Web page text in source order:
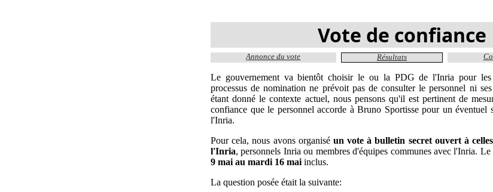
Vote de confiance
Annonce du vote Résultats
Le gouvernement va bientôt choisir le ou la PDG de l'Inria pour les
processus de nomination ne prévoit pas de consulter le personnel ni ses
étant donné le contexte actuel, nous pensons qu'il est pertinent de
confiance que le personnel accorde à Bruno Sportisse pour un éventuel
l'Inria.
Pour cela, nous avons organisé un vote à bulletin secret ouvert à
l'Inria, personnels Inria ou membres d'équipes communes avec l'Inria.
9 mai au mardi 16 maiinclus.
La question posée était la suivante: